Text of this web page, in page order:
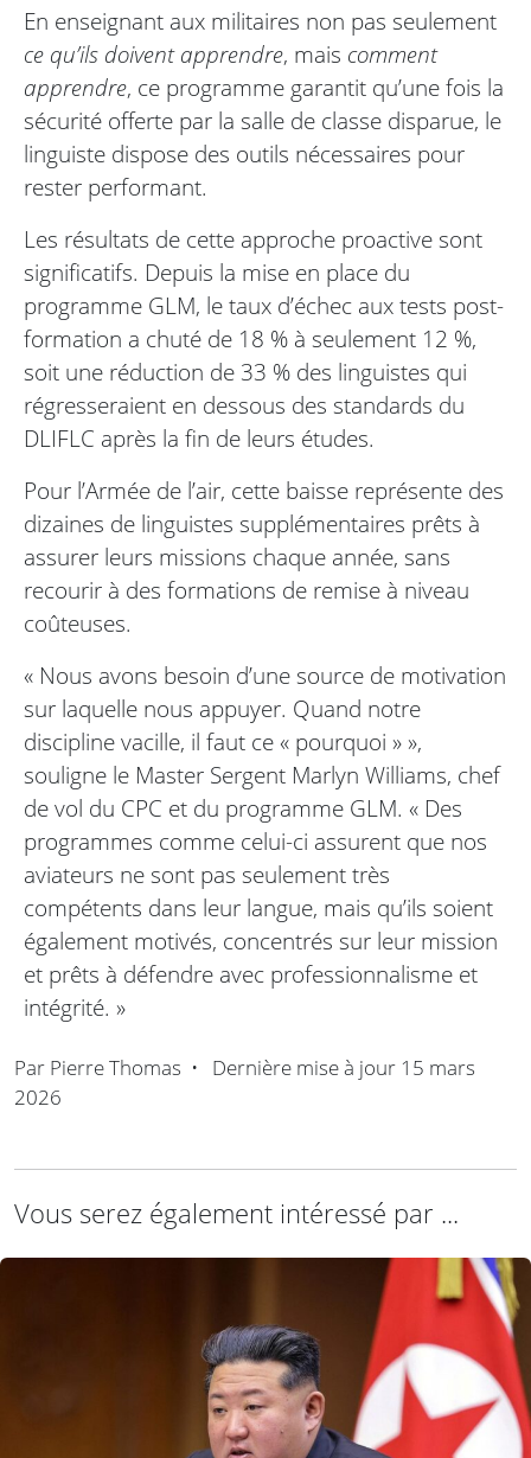
En enseignant aux militaires non pas seulement
ce qu’ils doivent apprendre, mais comment
apprendre, ce programme garantit qu’une fois la
sécurité offerte par la salle de classe disparue, le
linguiste dispose des outils nécessaires pour
rester performant.
Les résultats de cette approche proactive sont
significatifs. Depuis la mise en place du
programme GLM, le taux d’échec aux tests post-
formation a chuté de 18 % à seulement 12 %,
soit une réduction de 33 % des linguistes qui
régresseraient en dessous des standards du
DLIFLC après la fin de leurs études.
Pour l’Armée de l’air, cette baisse représente des
dizaines de linguistes supplémentaires prêts à
assurer leurs missions chaque année, sans
recourir à des formations de remise à niveau
coûteuses.
« Nous avons besoin d’une source de motivation
sur laquelle nous appuyer. Quand notre
discipline vacille, il faut ce « pourquoi » »,
souligne le Master Sergent Marlyn Williams, chef
de vol du CPC et du programme GLM. « Des
programmes comme celui-ci assurent que nos
aviateurs ne sont pas seulement très
compétents dans leur langue, mais qu’ils soient
également motivés, concentrés sur leur mission
et prêts à défendre avec professionnalisme et
intégrité. »
Par Pierre Thomas • Dernière mise à jour 15 mars
2026
Vous serez également intéressé par ...